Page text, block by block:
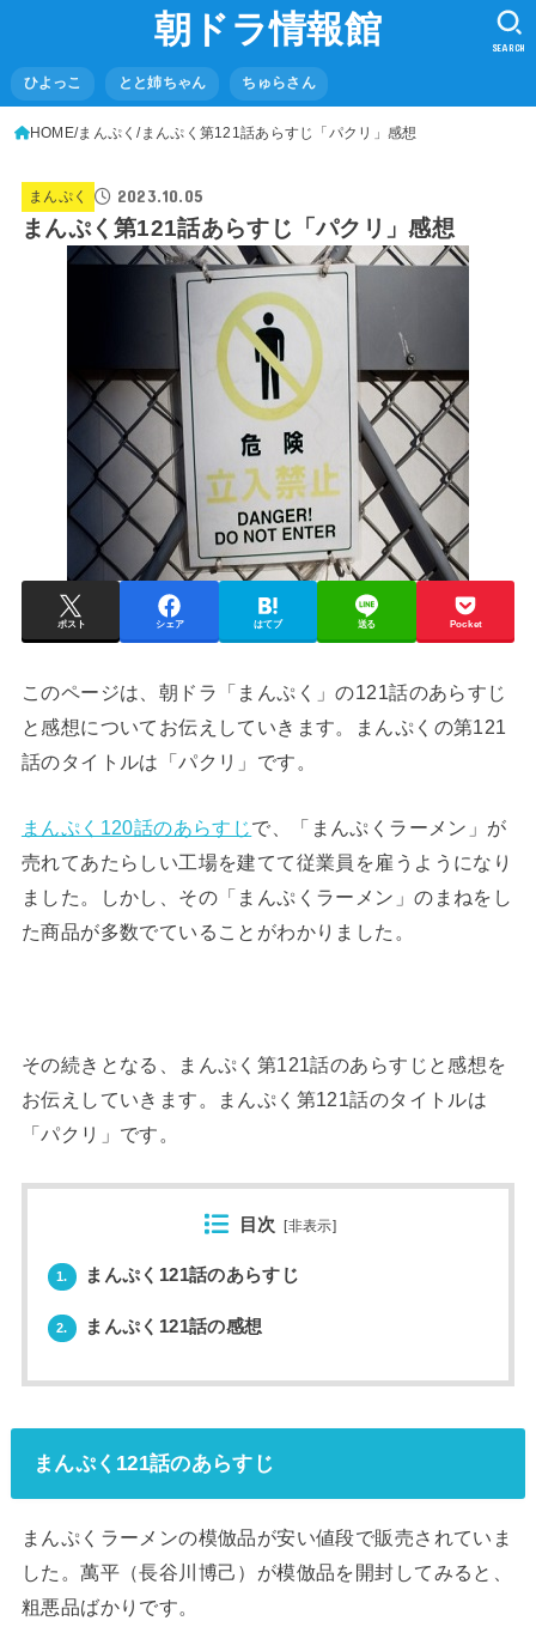
朝ドラ情報館
ひよっこ とと姉ちゃん ちゅらさん
SEARCH
HOME まんぷく まんぷく第121話あらすじ「パクリ」感想
まんぷく 2023.10.05
まんぷく第121話あらすじ「パクリ」感想
ポスト シェア はてブ 送る Pocket
このページは、朝ドラ「まんぷく」の121話のあらすじ
と感想についてお伝えしていきます。まんぷくの第121
話のタイトルは「パクリ」です。
まんぷく120話のあらすじで、「まんぷくラーメン」が
売れてあたらしい工場を建てて従業員を雇うようになり
ました。しかし、その「まんぷくラーメン」のまねをし
た商品が多数でていることがわかりました。
その続きとなる、まんぷく第121話のあらすじと感想を
お伝えしていきます。まんぷく第121話のタイトルは
「パクリ」です。
目次 [非表示]
1. まんぷく121話のあらすじ
2. まんぷく121話の感想
まんぷく121話のあらすじ
まんぷくラーメンの模倣品が安い値段で販売されていま
した。萬平（長谷川博己）が模倣品を開封してみると、
粗悪品ばかりです。